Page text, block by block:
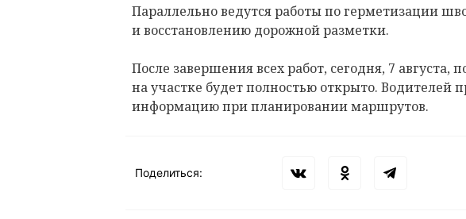
Параллельно ведутся работы по герметизации
и восстановлению дорожной разметки.
После завершения всех работ, сегодня, 7 августа,
на участке будет полностью открыто. Водителей
информацию при планировании маршрутов.
Поделиться: